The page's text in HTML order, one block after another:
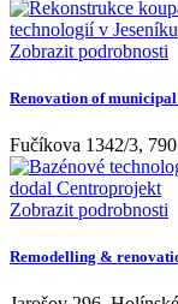
Zobrazit podrobnosti
Renovation of
Fučíkova 1342/3,
Zobrazit podrobnosti
Remodelling &